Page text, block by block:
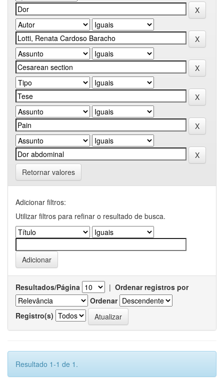
Retornar valores
Adicionar filtros:
Utilizar filtros para refinar o resultado de busca.
Resultados/Página | Ordenar registros por
Ordenar
Registro(s)
Resultado 1-1 de 1.